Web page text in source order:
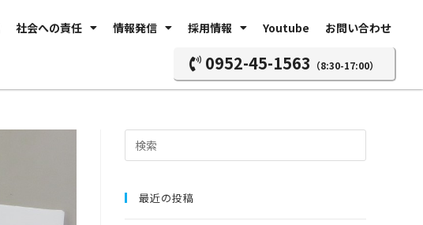
社会への責任 情報発信 採用情報 Youtube お問い合わせ
0952-45-1563 （8:30-17:00）
最近の投稿